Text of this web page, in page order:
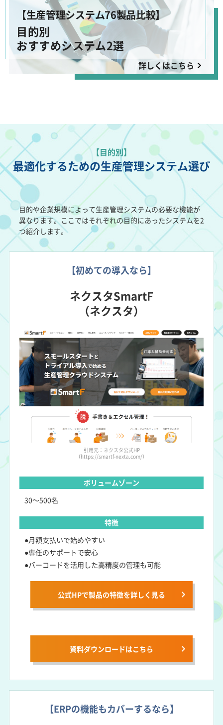
【生産管理システム76製品比較】
目的別
おすすめシステム2選
詳しくはこちら
【目的別】
最適化するための生産管理システム選び
目的や企業規模によって生産管理システムの必要な機能が
異なります。ここではそれぞれの目的にあったシステムを2
つ紹介します。
【初めての導入なら】
ネクスタSmartF
（ネクスタ）
引用元：ネクスタ公式HP
（https://smartf-nexta.com/）
ボリュームゾーン
30～500名
特徴
●月額支払いで始めやすい
●専任のサポートで安心
●バーコードを活用した高精度の管理も可能
公式HPで製品の特徴を詳しく見る
資料ダウンロードはこちら
【ERPの機能もカバーするなら】